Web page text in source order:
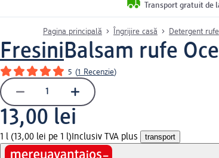
Transport gratuit de
Pagina principală Îngrijire casă Detergent rufe
FresiniBalsam rufe
5 (1 Recenzie)
13,00 lei
1 l (13,00 lei pe 1 l) Inclusiv TVA plus transport